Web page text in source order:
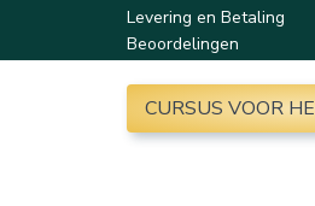
Levering en Betaling
Beoordelingen
CURSUS VOOR